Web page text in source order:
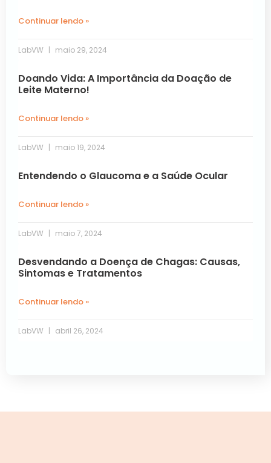
Continuar lendo »
LabVW maio 29, 2024
Doando Vida: A Importância da Doação de
Leite Materno!
Continuar lendo »
LabVW maio 19, 2024
Entendendo o Glaucoma e a Saúde Ocular
Continuar lendo »
LabVW maio 7, 2024
Desvendando a Doença de Chagas: Causas,
Sintomas e Tratamentos
Continuar lendo »
LabVW abril 26, 2024